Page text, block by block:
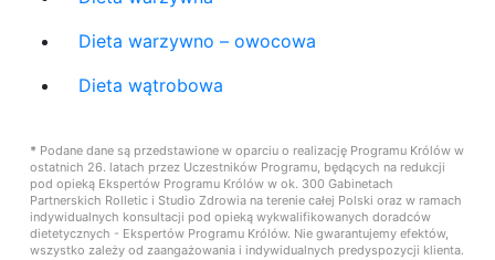
Dieta warzywno – owocowa
Dieta wątrobowa
* Podane dane są przedstawione w oparciu o realizację Programu Królów w
ostatnich 26. latach przez Uczestników Programu, będących na redukcji
pod opieką Ekspertów Programu Królów w ok. 300 Gabinetach
Partnerskich Rolletic i Studio Zdrowia na terenie całej Polski oraz w ramach
indywidualnych konsultacji pod opieką wykwalifikowanych doradców
dietetycznych - Ekspertów Programu Królów. Nie gwarantujemy efektów,
wszystko zależy od zaangażowania i indywidualnych predyspozycji klienta.